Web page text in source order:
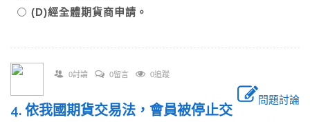
(D)經全體期貨商申請。
0討論 0留言 0追蹤
問題討論
4. 依我國期貨交易法，會員被停止交